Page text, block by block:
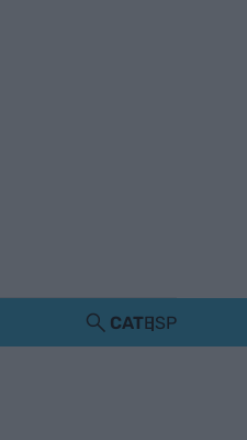
CATESP